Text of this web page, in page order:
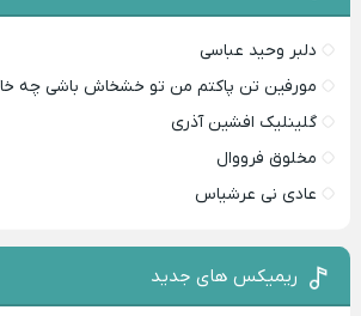
دلبر وحید عباسی
مورفین تن پاکتم من تو خشخاش باشی چه
گلینلیک افشین آذری
مخلوق فرووال
عادی نی عرشیاس
ریمیکس های جدید